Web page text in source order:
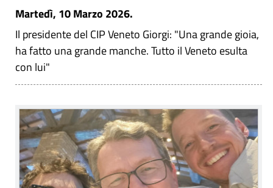
Martedì, 10 Marzo 2026.
Il presidente del CIP Veneto Giorgi: "Una grande gioia,
ha fatto una grande manche. Tutto il Veneto esulta
con lui"